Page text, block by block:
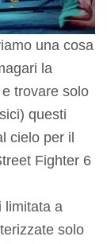
una cosa
la
trovare solo
questi
cielo per il
Fighter 6
limitata a
solo